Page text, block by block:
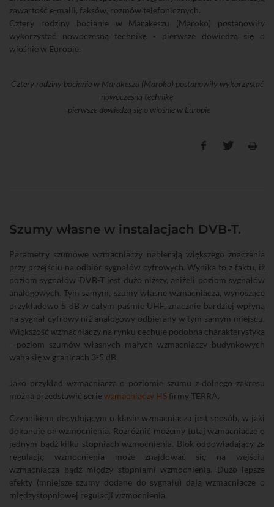
zawartość e-maili, faksów, rozmów telefonicznych.
Cztery rodziny bocianie w Marakeszu (Maroko) postanowiły
wykorzystać nowoczesną technikę - pierwsze dowiedzą się o
wiośnie w Europie.
Cztery rodziny bocianie w Marakeszu (Maroko) postanowiły wykorzystać
nowoczesną technikę
- pierwsze dowiedzą się o wiośnie w Europie
Szumy własne w instalacjach DVB-T.
Parametry szumowe wzmacniaczy nabierają większego znaczenia
przy przejściu na odbiór sygnałów cyfrowych. Wynika to z faktu, iż
poziom sygnałów DVB-T jest dużo niższy, aniżeli poziom sygnałów
analogowych. Tym samym, szumy własne wzmacniacza, wynoszące
przykładowo 5 dB w całym paśmie UHF, znacznie bardziej wpłyną
na sygnał cyfrowy niż analogowy odbierany w tym samym miejscu.
Większość wzmacniaczy na rynku cechuje podobna charakterystyka
- poziom szumów własnych małych wzmacniaczy budynkowych
waha się w granicach 3-5 dB.
Jako przykład wzmacniacza o poziomie szumu z dolnego zakresu
można przedstawić serięwzmacniaczy HSfirmy TERRA.
Czynnikiem decydującym o klasie wzmacniacza jest sposób, w jaki
dokonuje on wzmocnienia. Rozróżnić możemy tutaj wzmacniacze o
jednym bądź kilku stopniach wzmocnienia. Blok odpowiadający za
regulację wzmocnienia może znajdować się na wejściu
wzmacniacza bądź między stopniami wzmocnienia. Dużo lepsze
efekty (mniejsze szumy dodane do sygnału) dają wzmacniacze o
międzystopniowej regulacji wzmocnienia.